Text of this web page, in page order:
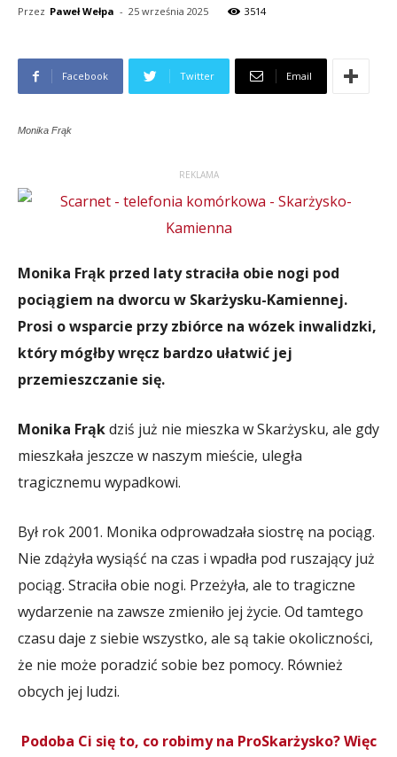
Przez Paweł Wełpa - 25 września 2025 3514
Facebook Twitter Email
Monika Frąk
REKLAMA
Monika Frąk przed laty straciła obie nogi pod
pociągiem na dworcu w Skarżysku-Kamiennej.
Prosi o wsparcie przy zbiórce na wózek inwalidzki,
który mógłby wręcz bardzo ułatwić jej
przemieszczanie się.
Monika Frąkdziś już nie mieszka w Skarżysku, ale gdy
mieszkała jeszcze w naszym mieście, uległa
tragicznemu wypadkowi.
Był rok 2001. Monika odprowadzała siostrę na pociąg.
Nie zdążyła wysiąść na czas i wpadła pod ruszający już
pociąg. Straciła obie nogi. Przeżyła, ale to tragiczne
wydarzenie na zawsze zmieniło jej życie. Od tamtego
czasu daje z siebie wszystko, ale są takie okoliczności,
że nie może poradzić sobie bez pomocy. Również
obcych jej ludzi.
Podoba Ci się to, co robimy na ProSkarżysko? Więc